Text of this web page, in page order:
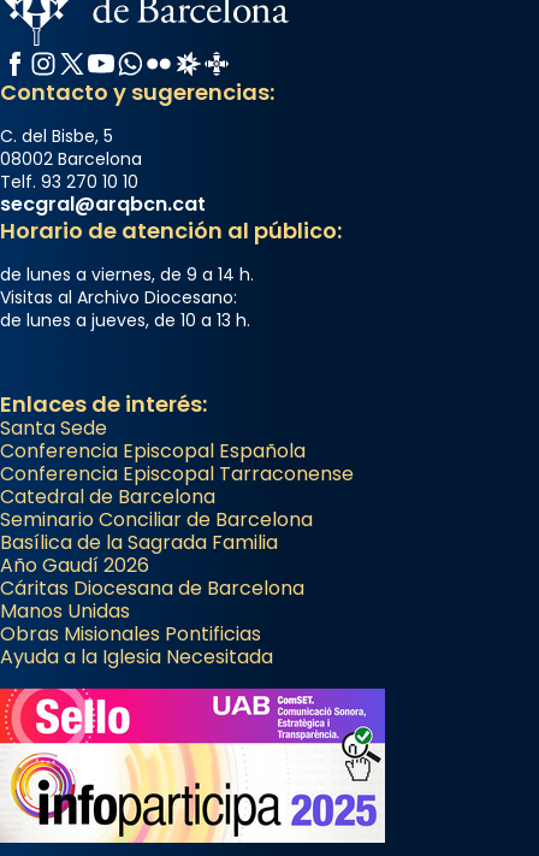
Arquebisbat de Barcelona
2 weeks ago
Jaume, fill de Zebedeu, és juntament amb el
seu germà Joan i Pere un dels que
acompanyava més de prop Jesús.
Segons el llibre dels Fets (12,2) fou el primer
apòstol màrtir, decapitat a Jerusalem per
Herodes Agripa (vers l'any 44).
Patró de Galícia, després de les invasions
Regnes castellans i més tard de tota
Espanya.
El seu sepulcre a Compostela fou un g
...Ver más
Foto
View on Facebook Share
Facebook
Instagram
X / Twitter
YouTube
WhatsApp
FlickrRadio Estel
Catalunya Cristiana
Contacto y sugerencias:
C. del Bisbe, 5
08002 Barcelona
Telf. 93 270 10 10
secgral@arqbcn.cat
Horario de atención al público:
de lunes a viernes, de 9 a 14 h.
Visitas al Archivo Diocesano:
de lunes a jueves, de 10 a 13 h.
Enlaces de interés:
Santa Sede
Conferencia Episcopal Española
Conferencia Episcopal Tarraconense
Catedral de Barcelona
Seminario Conciliar de Barcelona
Basílica de la Sagrada Familia
Año Gaudí 2026
Cáritas Diocesana de Barcelona
Manos Unidas
Obras Misionales Pontificias
Ayuda a la Iglesia Necesitada